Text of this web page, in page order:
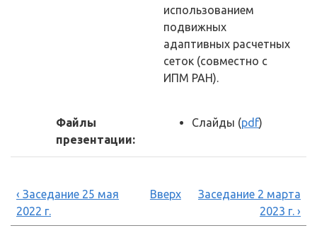
использованием
подвижных
адаптивных расчетных
сеток (совместно с
ИПМ РАН).
Файлы
презентации:
Слайды (pdf)
‹ Заседание 25 мая
2022 г.
Вверх
Заседание 2 марта
2023 г. ›